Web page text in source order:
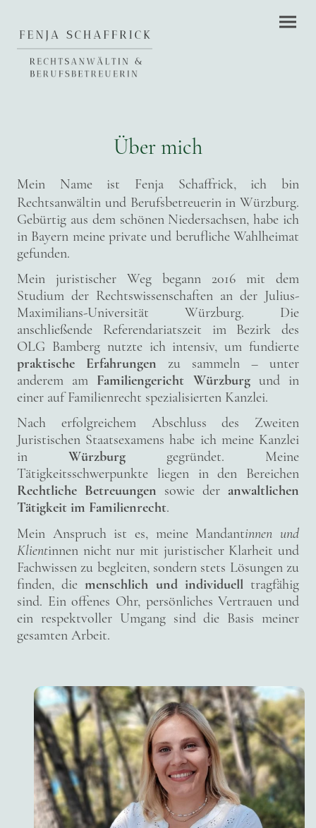
Über mich
Mein Name ist Fenja Schaffrick, ich bin
Rechtsanwältin und Berufsbetreuerin in Würzburg.
Gebürtig aus dem schönen Niedersachsen, habe ich
in Bayern meine private und berufliche Wahlheimat
gefunden.
Mein juristischer Weg begann 2016 mit dem
Studium der Rechtswissenschaften an der Julius-
Maximilians-Universität Würzburg. Die
anschließende Referendariatszeit im Bezirk des
OLG Bamberg nutzte ich intensiv, um fundierte
praktische Erfahrungen zu sammeln – unter
anderem am Familiengericht Würzburgund in
einer auf Familienrecht spezialisierten Kanzlei.
Nach erfolgreichem Abschluss des Zweiten
Juristischen Staatsexamens habe ich meine Kanzlei
in Würzburg gegründet. Meine
Tätigkeitsschwerpunkte liegen in den Bereichen
Rechtliche Betreuungen sowie der anwaltlichen
Tätigkeit im Familienrecht.
Mein Anspruch ist es, meine Mandantinnen und
Klientinnen nicht nur mit juristischer Klarheit und
Fachwissen zu begleiten, sondern stets Lösungen zu
finden, diemenschlich und individuelltragfähig
sind. Ein offenes Ohr, persönliches Vertrauen und
ein respektvoller Umgang sind die Basis meiner
gesamten Arbeit.